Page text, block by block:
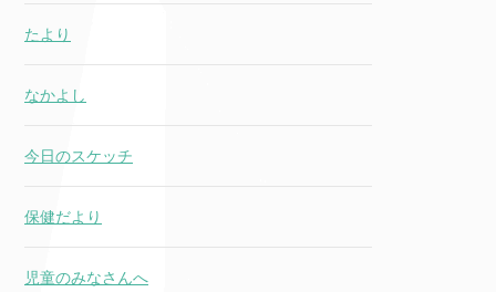
たより
なかよし
今日のスケッチ
保健だより
児童のみなさんへ